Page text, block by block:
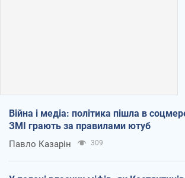
Війна і медіа: політика пішла в
ЗМІ грають за правилами ютуб
Павло Казарін 309